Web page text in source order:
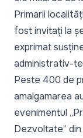
Primarii
fost invitați la
exprimat
administrativ-
Peste 400 de
amalgamarea
evenimentul
Dezvoltate”